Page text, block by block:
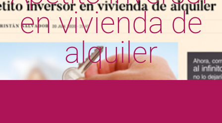
en vivienda de
alquiler